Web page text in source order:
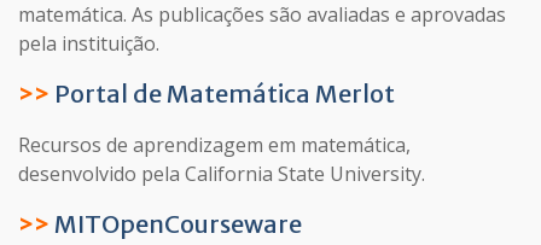
matemática. As publicações são avaliadas e aprovadas
pela instituição.
>> Portal de Matemática Merlot
Recursos de aprendizagem em matemática,
desenvolvido pela California State University.
>> MITOpenCourseware